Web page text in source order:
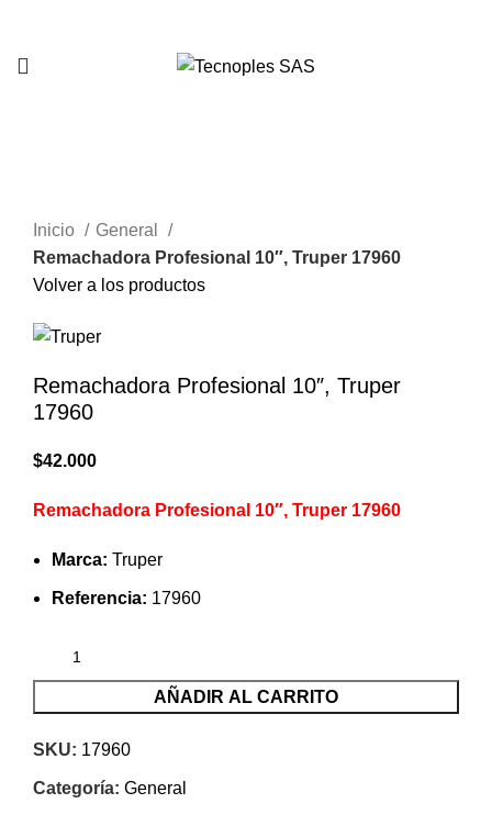
Inicio
General
Remachadora Profesional 10″, Truper 17960
Volver a los productos
Remachadora Profesional 10″, Truper
17960
$42.000
Remachadora Profesional 10″, Truper 17960
Marca: Truper
Referencia: 17960
AÑADIR AL CARRITO
SKU: 17960
Categoría: General